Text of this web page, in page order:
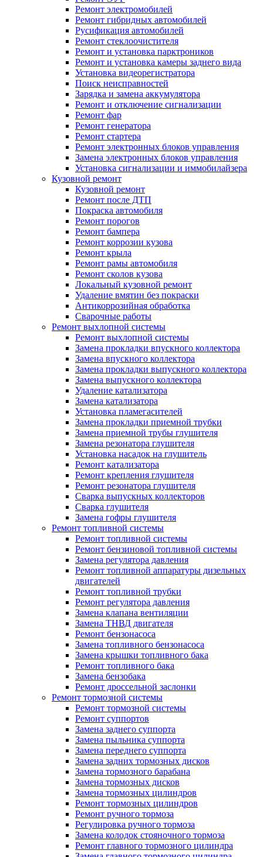
Ремонт электромобилей
Ремонт гибридных автомобилей
Русификация автомобилей
Ремонт стеклоочистителя
Ремонт и установка парктроников
Ремонт и установка камеры заднего вида
Установка видеорегистратора
Поиск неисправностей
Зарядка и замена аккумулятора
Ремонт и отключение сигнализации
Ремонт фар
Ремонт генератора
Ремонт стартера
Ремонт электронных блоков управления
Замена электронных блоков управления
Установка сигнализации и иммобилайзера
Кузовной ремонт
Кузовной ремонт
Ремонт после ДТП
Покраска автомобиля
Ремонт порогов
Ремонт бампера
Ремонт коррозии кузова
Ремонт крыла
Ремонт рамы автомобиля
Ремонт сколов кузова
Локальный кузовной ремонт
Удаление вмятин без покраски
Антикоррозийная обработка
Сварочные работы
Ремонт выхлопной системы
Ремонт выхлопной системы
Замена прокладки впускного коллектора
Замена впускного коллектора
Замена прокладки выпускного коллектора
Замена выпускного коллектора
Удаление катализатора
Замена катализатора
Установка пламегасителей
Замена прокладки приемной трубки
Замена приемной трубы глушителя
Замена резонатора глушителя
Установка насадок на глушитель
Ремонт катализатора
Ремонт крепления глушителя
Ремонт резонатора глушителя
Сварка выпускных коллекторов
Сварка глушителя
Замена гофры глушителя
Ремонт топливной системы
Ремонт топливной системы
Ремонт бензиновой топливной системы
Замена регулятора давления
Ремонт топливной аппаратуры дизельных
двигателей
Ремонт топливной трубки
Ремонт регулятора давления
Замена клапана вентиляции
Замена ТНВД двигателя
Ремонт бензонасоса
Замена топливного бензонасоса
Замена крышки топливного бака
Ремонт топливного бака
Замена бензобака
Ремонт дроссельной заслонки
Ремонт тормозной системы
Ремонт тормозной системы
Ремонт суппортов
Замена заднего суппорта
Замена пыльника суппорта
Замена переднего суппорта
Замена задних тормозных дисков
Замена тормозного барабана
Замена тормозных дисков
Замена тормозных цилиндров
Ремонт тормозных цилиндров
Ремонт ручного тормоза
Регулировка ручного тормоза
Замена колодок стояночного тормоза
Ремонт главного тормозного цилиндра